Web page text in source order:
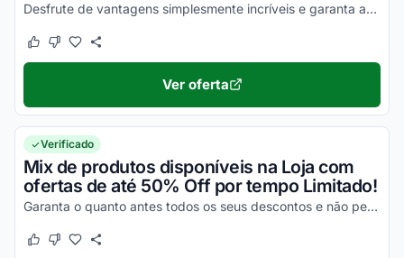
Desfrute de vantagens simplesmente incríveis e garanta agora mesmo todos os seus descontos!
Este cupom funcionou
Este cupom não funcionou
Ver oferta
Verificado
Mix de produtos disponíveis na Loja com
ofertas de até 50% Off por tempo Limitado!
Garanta o quanto antes todos os seus descontos e não perca a chance de economizar!
Este cupom funcionou
Este cupom não funcionou